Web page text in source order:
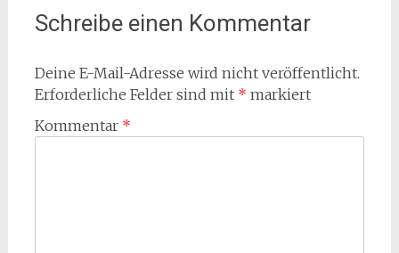
Schreibe einen Kommentar
Deine E-Mail-Adresse wird nicht veröffentlicht.
Erforderliche Felder sind mit * markiert
Kommentar *